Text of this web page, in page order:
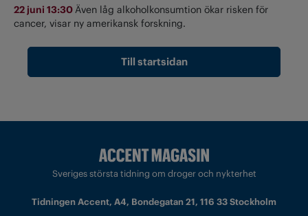
22 juni 13:30Även låg alkoholkonsumtion ökar risken för
cancer, visar ny amerikansk forskning.
Till startsidan
Sveriges största tidning om droger och nykterhet
Tidningen Accent, A4, Bondegatan 21, 116 33 Stockholm